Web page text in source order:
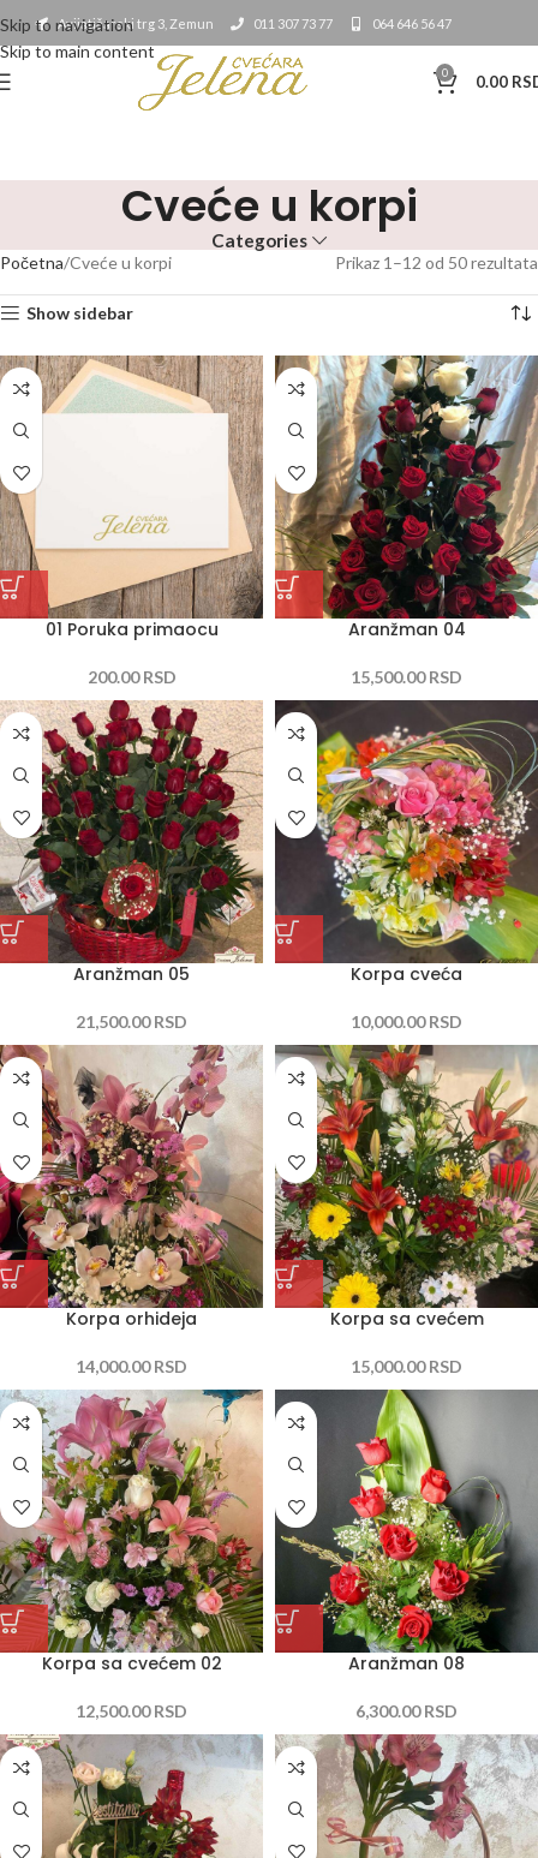
Skip to navigation
Skip to main content
Avijatičarski trg 3, Zemun 011 307 73 77 064 646 56 47
0 0.00
Cveće u korpi
Categories
Početna Cveće u korpi Prikaz 1–12 od 50 rezultata
Show sidebar
01 Poruka primaocu
200.00RSD
Aranžman 04
15,500.00RSD
Aranžman 05
21,500.00RSD
Korpa cveća
10,000.00RSD
Korpa orhideja
14,000.00RSD
Korpa sa cvećem
15,000.00RSD
Korpa sa cvećem 02
12,500.00RSD
Aranžman 08
6,300.00RSD